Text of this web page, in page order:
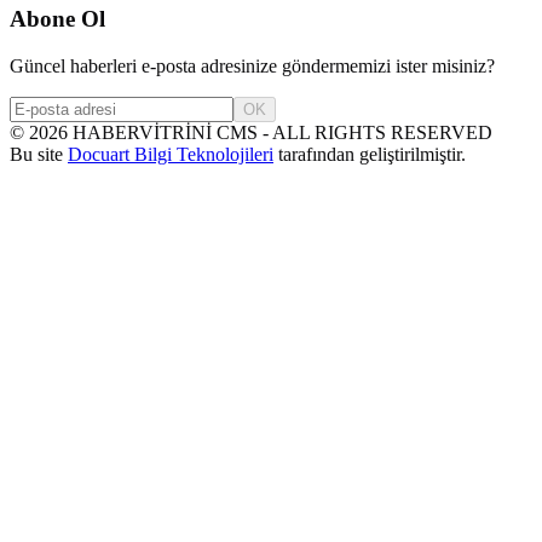
Abone Ol
Güncel haberleri e-posta adresinize göndermemizi ister misiniz?
OK
© 2026 HABERVİTRİNİ CMS - ALL RIGHTS RESERVED
Bu site Docuart Bilgi Teknolojileri tarafından geliştirilmiştir.